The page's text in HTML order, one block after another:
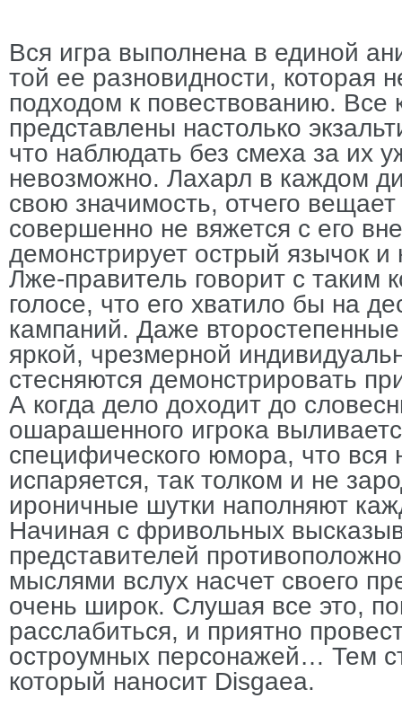
Вся игра выполнена в единой
той ее разновидности, которая
подходом к повествованию.
представлены настолько
что наблюдать без смеха за их
невозможно. Лахарл в каждом
свою значимость, отчего
совершенно не вяжется с его
демонстрирует острый язычок и
Лже-правитель говорит с таким
голосе, что его хватило бы на
кампаний. Даже
яркой, чрезмерной
стесняются демонстрировать
А когда дело доходит до
ошарашенного игрока
специфического юмора, что вся
испаряется, так толком и не
ироничные шутки наполняют
Начиная с фривольных
представителей
мыслями вслух насчет своего
очень широк. Слушая все это,
расслабиться, и приятно
остроумных персонажей… Тем
который наносит Disgaea.